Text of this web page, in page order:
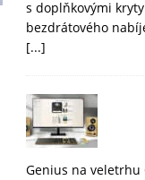
s doplňkovými
bezdrátového
[...]
Genius na veletrhu